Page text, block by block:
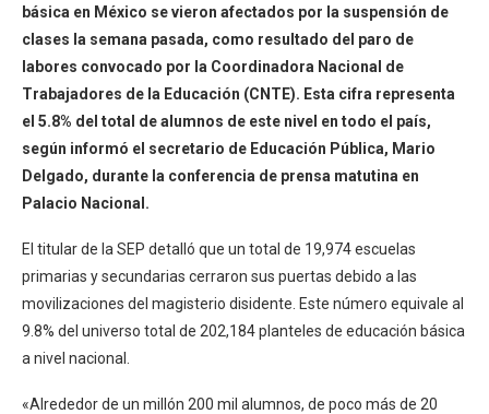
básica en México se vieron afectados por la suspensión de
clases la semana pasada, como resultado del paro de
labores convocado por la Coordinadora Nacional de
Trabajadores de la Educación (CNTE). Esta cifra representa
el 5.8% del total de alumnos de este nivel en todo el país,
según informó el secretario de Educación Pública, Mario
Delgado, durante la conferencia de prensa matutina en
Palacio Nacional.
El titular de la SEP detalló que un total de 19,974 escuelas
primarias y secundarias cerraron sus puertas debido a las
movilizaciones del magisterio disidente. Este número equivale al
9.8% del universo total de 202,184 planteles de educación básica
a nivel nacional.
«Alrededor de un millón 200 mil alumnos, de poco más de 20